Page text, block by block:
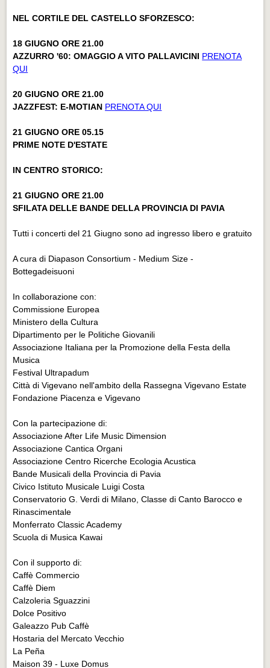
NEL CORTILE DEL CASTELLO SFORZESCO:
18 GIUGNO ORE 21.00
AZZURRO '60: OMAGGIO A VITO PALLAVICINI PRENOTA
QUI
20 GIUGNO ORE 21.00
JAZZFEST: E-MOTIAN PRENOTA QUI
21 GIUGNO ORE 05.15
PRIME NOTE D'ESTATE
IN CENTRO STORICO:
21 GIUGNO ORE 21.00
SFILATA DELLE BANDE DELLA PROVINCIA DI PAVIA
Tutti i concerti del 21 Giugno sono ad ingresso libero e gratuito
A cura di Diapason Consortium - Medium Size -
Bottegadeisuoni
In collaborazione con:
Commissione Europea
Ministero della Cultura
Dipartimento per le Politiche Giovanili
Associazione Italiana per la Promozione della Festa della
Musica
Festival Ultrapadum
Città di Vigevano nell'ambito della Rassegna Vigevano Estate
Fondazione Piacenza e Vigevano
Con la partecipazione di:
Associazione After Life Music Dimension
Associazione Cantica Organi
Associazione Centro Ricerche Ecologia Acustica
Bande Musicali della Provincia di Pavia
Civico Istituto Musicale Luigi Costa
Conservatorio G. Verdi di Milano, Classe di Canto Barocco e
Rinascimentale
Monferrato Classic Academy
Scuola di Musica Kawai
Con il supporto di:
Caffè Commercio
Caffè Diem
Calzoleria Sguazzini
Dolce Positivo
Galeazzo Pub Caffè
Hostaria del Mercato Vecchio
La Peña
Maison 39 - Luxe Domus